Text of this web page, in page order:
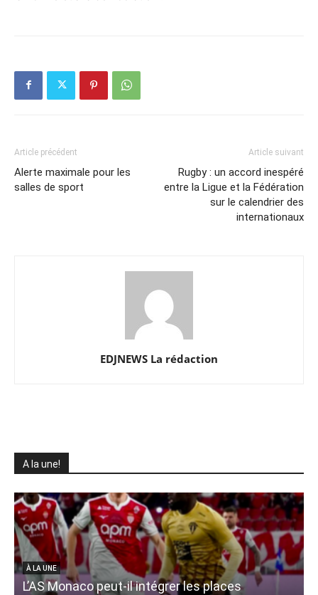
Article précédent
Alerte maximale pour les
salles de sport
Article suivant
Rugby : un accord inespéré
entre la Ligue et la Fédération
sur le calendrier des
internationaux
EDJNEWS La rédaction
A la une!
À LA UNE
L’AS Monaco peut-il intégrer les places